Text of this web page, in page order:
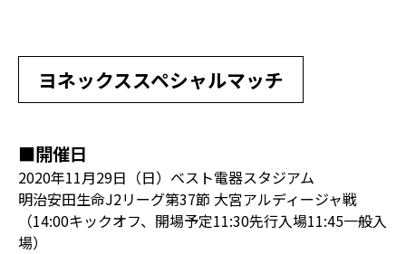
ヨネックススペシャルマッチ
■開催日
2020年11月29日（日）ベスト電器スタジアム
明治安田生命J2リーグ第37節 大宮アルディージャ戦
（14:00キックオフ、開場予定11:30先行入場11:45一般入
場）